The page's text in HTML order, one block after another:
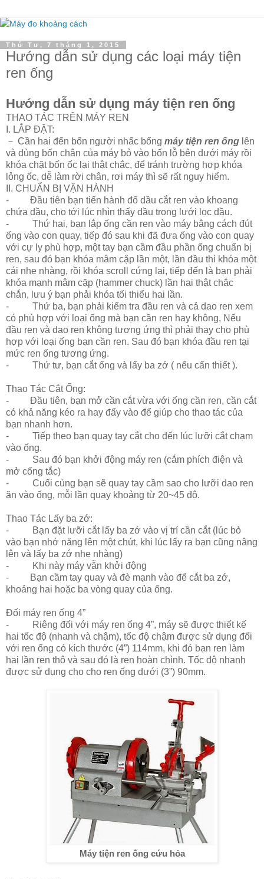
Thứ Tư, 7 tháng 1, 2015
Hướng dẫn sử dụng các loại máy tiện
ren ống
Hướng dẫn sử dụng máy tiện ren ống
THAO TÁC TRÊN MÁY REN
I. LẮP ĐẶT:
－ Cần hai đến bốn người nhấc bổng máy tiện ren ống lên
và dùng bốn chân của máy bỏ vào bốn lỗ bên dưới máy rồi
khóa chặt bốn ốc lại thật chắc, để tránh trường hợp khóa
lỏng ốc, dễ làm rời chân, rơi máy thì sẽ rất nguy hiểm.
II. CHUẨN BỊ VẬN HÀNH
- Đầu tiên bạn tiến hành đổ dầu cắt ren vào khoang
chứa dầu, cho tới lúc nhìn thấy dầu trong lưới lọc dầu.
- Thứ hai, bạn lắp ống cần ren vào máy bằng cách đút
ống vào con quay, tiếp đó sau khi đã đưa ống vào con quay
với cự ly phù hợp, một tay bạn cầm đầu phần ống chuẩn bị
ren, sau đó bạn khóa mâm cặp lần một, lần đầu thì khóa một
cái nhẹ nhàng, rồi khóa scroll cứng lại, tiếp đến là bạn phải
khóa mạnh mâm cặp (hammer chuck) lần hai thật chắc
chắn, lưu ý bạn phải khóa tối thiểu hai lần.
- Thứ ba, bạn phải kiểm tra đầu ren và cả dao ren xem
có phù hợp với loại ống mà bạn cần ren hay không, Nếu
đầu ren và dao ren không tương ứng thì phải thay cho phù
hợp với loại ống bạn cần ren. Sau đó bạn khóa đầu ren tại
mức ren ống tương ứng.
- Thứ tư, bạn cắt ống và lấy ba zớ ( nếu cấn thiết ).
Thao Tác Cắt Ống:
- Đầu tiên, bạn mở cần cắt vừa với ống cần ren, cần cắt
có khả năng kéo ra hay đẩy vào để giúp cho thao tác của
bạn nhanh hơn.
- Tiếp theo bạn quay tay cắt cho đến lúc lưỡi cắt chạm
vào ống.
- Sau đó bạn khởi động máy ren (cắm phích điện và
mở cống tắc)
- Cuối cùng bạn sẽ quay tay cầm sao cho lưỡi dao ren
ăn vào ống, mỗi lần quay khoảng từ 20~45 độ.
Thao Tác Lấy ba zớ:
- Bạn đặt lưỡi cắt lấy ba zớ vào vị trí cần cắt (lúc bỏ
vào bạn nhớ năng lên một chút, khi lúc lấy ra bạn cũng nâng
lên và lấy ba zớ nhẹ nhàng)
- Khi này máy vẫn khởi động
- Bạn cầm tay quay và đè mạnh vào để cắt ba zớ,
khoảng hai hoặc ba vòng quay của ống.
Đối máy ren ống 4”
- Riêng đối với máy ren ống 4”, máy sẽ được thiết kế
hai tốc độ (nhanh và chậm), tốc độ chậm được sử dụng đối
với ren ống có kích thước (4”) 114mm, khi đó bạn ren làm
hai lần ren thô và sau đó là ren hoàn chình. Tốc độ nhanh
được sử dụng cho cho ren ống dưới (3”) 90mm.
Máy tiện ren ống cứu hỏa